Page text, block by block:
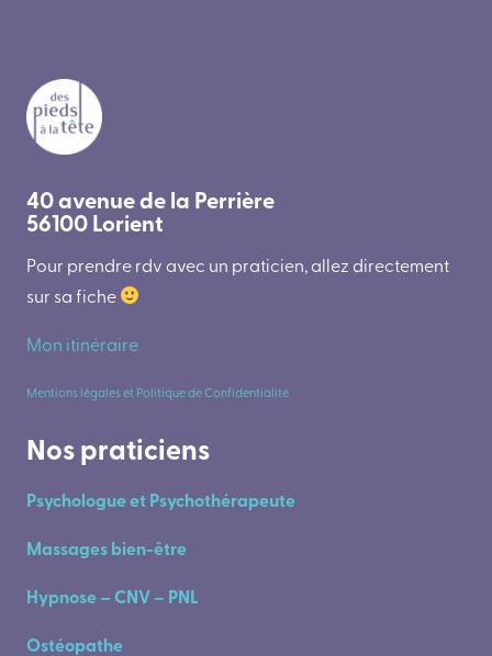
40 avenue de la Perrière
56100 Lorient
Pour prendre rdv avec un praticien, allez directement
sur sa fiche
Mon itinéraire
Mentions légales et Politique de Confidentialité
Nos praticiens
Psychologue et Psychothérapeute
Massages bien-être
Hypnose – CNV – PNL
Ostéopathe